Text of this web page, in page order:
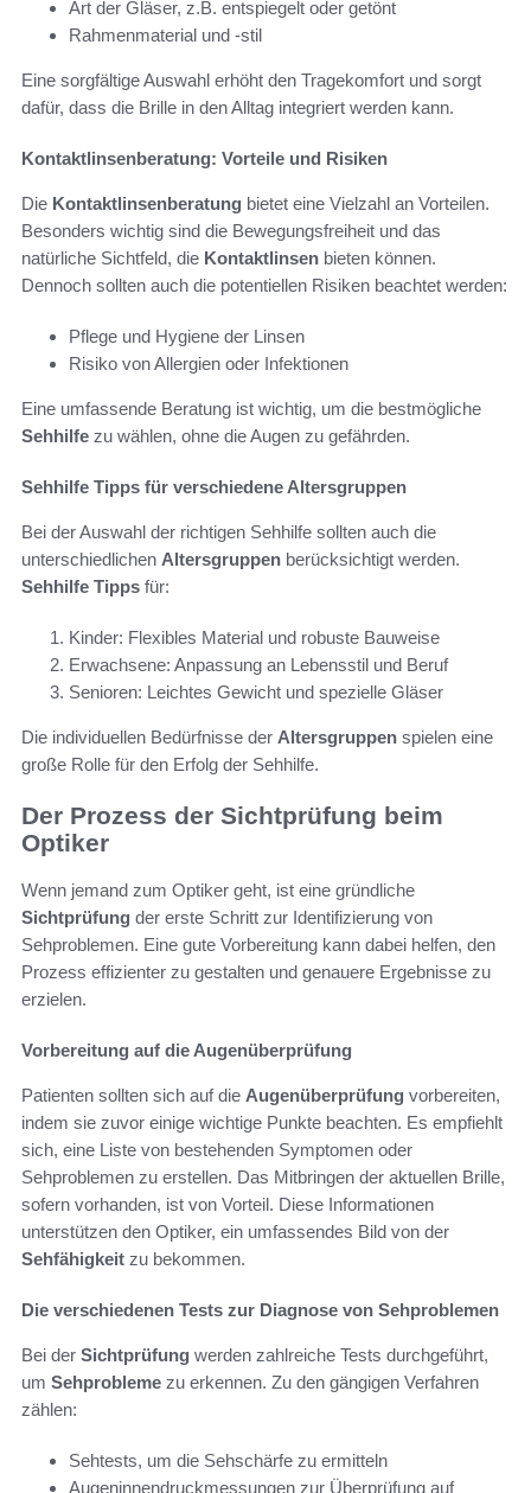
Art der Gläser, z.B. entspiegelt oder getönt
Rahmenmaterial und -stil
Eine sorgfältige Auswahl erhöht den Tragekomfort und sorgt
dafür, dass die Brille in den Alltag integriert werden kann.
Kontaktlinsenberatung: Vorteile und Risiken
Die Kontaktlinsenberatung bietet eine Vielzahl an Vorteilen.
Besonders wichtig sind die Bewegungsfreiheit und das
natürliche Sichtfeld, die Kontaktlinsen bieten können.
Dennoch sollten auch die potentiellen Risiken beachtet werden:
Pflege und Hygiene der Linsen
Risiko von Allergien oder Infektionen
Eine umfassende Beratung ist wichtig, um die bestmögliche
Sehhilfe zu wählen, ohne die Augen zu gefährden.
Sehhilfe Tipps für verschiedene Altersgruppen
Bei der Auswahl der richtigen Sehhilfe sollten auch die
unterschiedlichen Altersgruppen berücksichtigt werden.
Sehhilfe Tipps für:
Kinder: Flexibles Material und robuste Bauweise
Erwachsene: Anpassung an Lebensstil und Beruf
Senioren: Leichtes Gewicht und spezielle Gläser
Die individuellen Bedürfnisse der Altersgruppen spielen eine
große Rolle für den Erfolg der Sehhilfe.
Der Prozess der Sichtprüfung beim
Optiker
Wenn jemand zum Optiker geht, ist eine gründliche
Sichtprüfung der erste Schritt zur Identifizierung von
Sehproblemen. Eine gute Vorbereitung kann dabei helfen, den
Prozess effizienter zu gestalten und genauere Ergebnisse zu
erzielen.
Vorbereitung auf die Augenüberprüfung
Patienten sollten sich auf die Augenüberprüfung vorbereiten,
indem sie zuvor einige wichtige Punkte beachten. Es empfiehlt
sich, eine Liste von bestehenden Symptomen oder
Sehproblemen zu erstellen. Das Mitbringen der aktuellen Brille,
sofern vorhanden, ist von Vorteil. Diese Informationen
unterstützen den Optiker, ein umfassendes Bild von der
Sehfähigkeit zu bekommen.
Die verschiedenen Tests zur Diagnose von Sehproblemen
Bei der Sichtprüfung werden zahlreiche Tests durchgeführt,
um Sehprobleme zu erkennen. Zu den gängigen Verfahren
zählen:
Sehtests, um die Sehschärfe zu ermitteln
Augeninnendruckmessungen zur Überprüfung auf